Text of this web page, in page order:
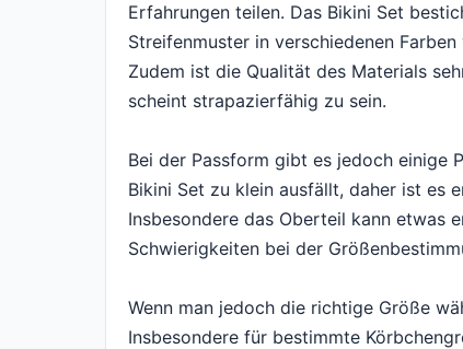
Erfahrungen teilen. Das Bikini Set
Streifenmuster in verschiedenen
Zudem ist die Qualität des Materials
scheint strapazierfähig zu sein.
Bei der Passform gibt es jedoch einige
Bikini Set zu klein ausfällt, daher ist es
Insbesondere das Oberteil kann etwas
Schwierigkeiten bei der
Wenn man jedoch die richtige Größe
Insbesondere für bestimmte